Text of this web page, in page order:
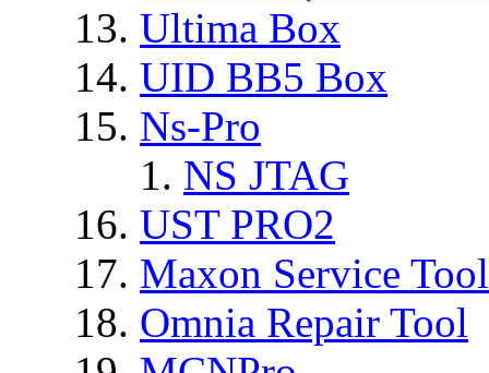
Ultima Box
UID BB5 Box
Ns-Pro
NS JTAG
UST PRO2
Maxon Service
Omnia Repair Tool